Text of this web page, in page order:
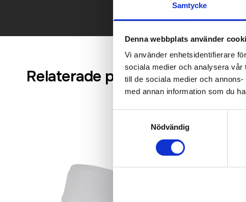
Samtycke
Denna webbplats använder
Vi använder enhetsidentifierare
sociala medier och analysera vår
till de sociala medier och
med annan information som du
Nödvändig
Relaterade produkter